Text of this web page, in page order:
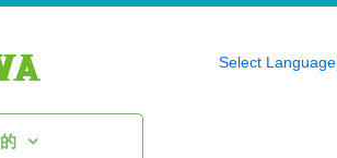
Select Language